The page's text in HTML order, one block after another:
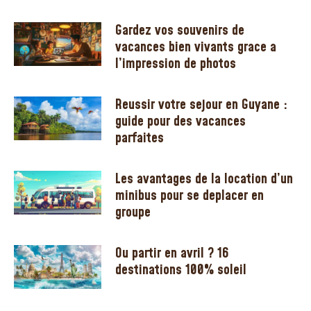
Gardez vos souvenirs de
vacances bien vivants grace a
l’impression de photos
Reussir votre sejour en Guyane :
guide pour des vacances
parfaites
Les avantages de la location d’un
minibus pour se deplacer en
groupe
Ou partir en avril ? 16
destinations 100% soleil